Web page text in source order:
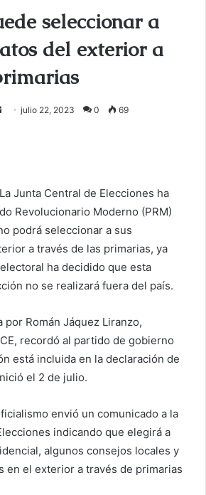
seleccionar a
del exterior a
r
u
n
c
o
l
e
t
r
ó
n
julio 22, 2023 0 69
La Junta Central de Elecciones ha
Revolucionario Moderno (PRM)
podrá seleccionar a sus
a través de las primarias, ya
ha decidido que esta
no se realizará fuera del país.
por Román Jáquez Liranzo,
recordó al partido de gobierno
está incluida en la declaración de
el 2 de julio.
envió un comunicado a la
indicando que elegirá a
algunos consejos locales y
en el exterior a través de primarias